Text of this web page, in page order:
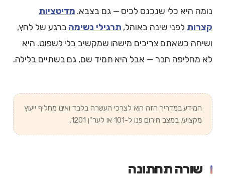
נומה היא כלי שנכנס לכיס — גם בצבא. מדיטציות
קצרות לפני שינה באוהל, תרגילי נשימה ברגע של לחץ,
ושיחה כשאתם צריכים מישהו שמקשיב בלי לשפוט. היא
לא מחליפה חבר — אבל היא תמיד שם, גם בשתיים בלילה.
המידע במדריך הזה הוא לצרכי העשרה בלבד ואינו מחליף ייעוץ
מקצועי. במצב חירום פנו ל-101 או לער"ן 1201.
שורה תחתונה